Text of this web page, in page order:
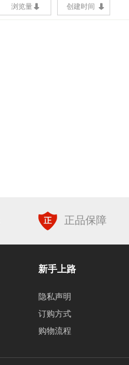
浏览量 创建时间
正品保障
新手上路
隐私声明
订购方式
购物流程